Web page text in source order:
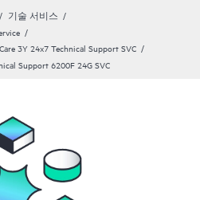
기술 서비스
3Y 24x7 Technical Support SVC
Support 6200F 24G SVC